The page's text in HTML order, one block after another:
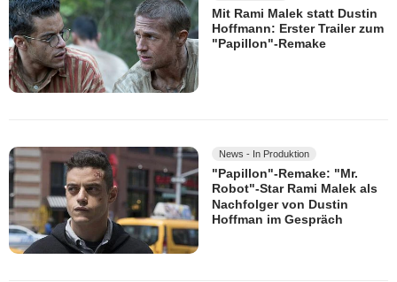
Mit Rami Malek statt Dustin
Hoffmann: Erster Trailer zum
"Papillon"-Remake
News - In Produktion
"Papillon"-Remake: "Mr.
Robot"-Star Rami Malek als
Nachfolger von Dustin
Hoffman im Gespräch